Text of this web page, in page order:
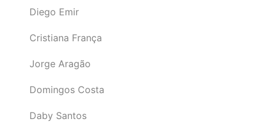
Diego Emir
Cristiana França
Jorge Aragão
Domingos Costa
Daby Santos